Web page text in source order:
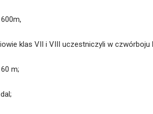
klas VII i VIII uczestniczyli w czwórboju
m;